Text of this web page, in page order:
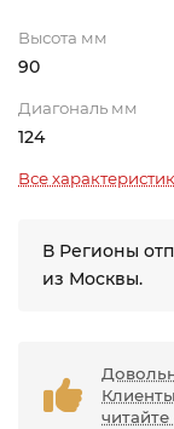
Высота мм
90
Диагональ мм
124
Все
В Регионы
из Москвы.